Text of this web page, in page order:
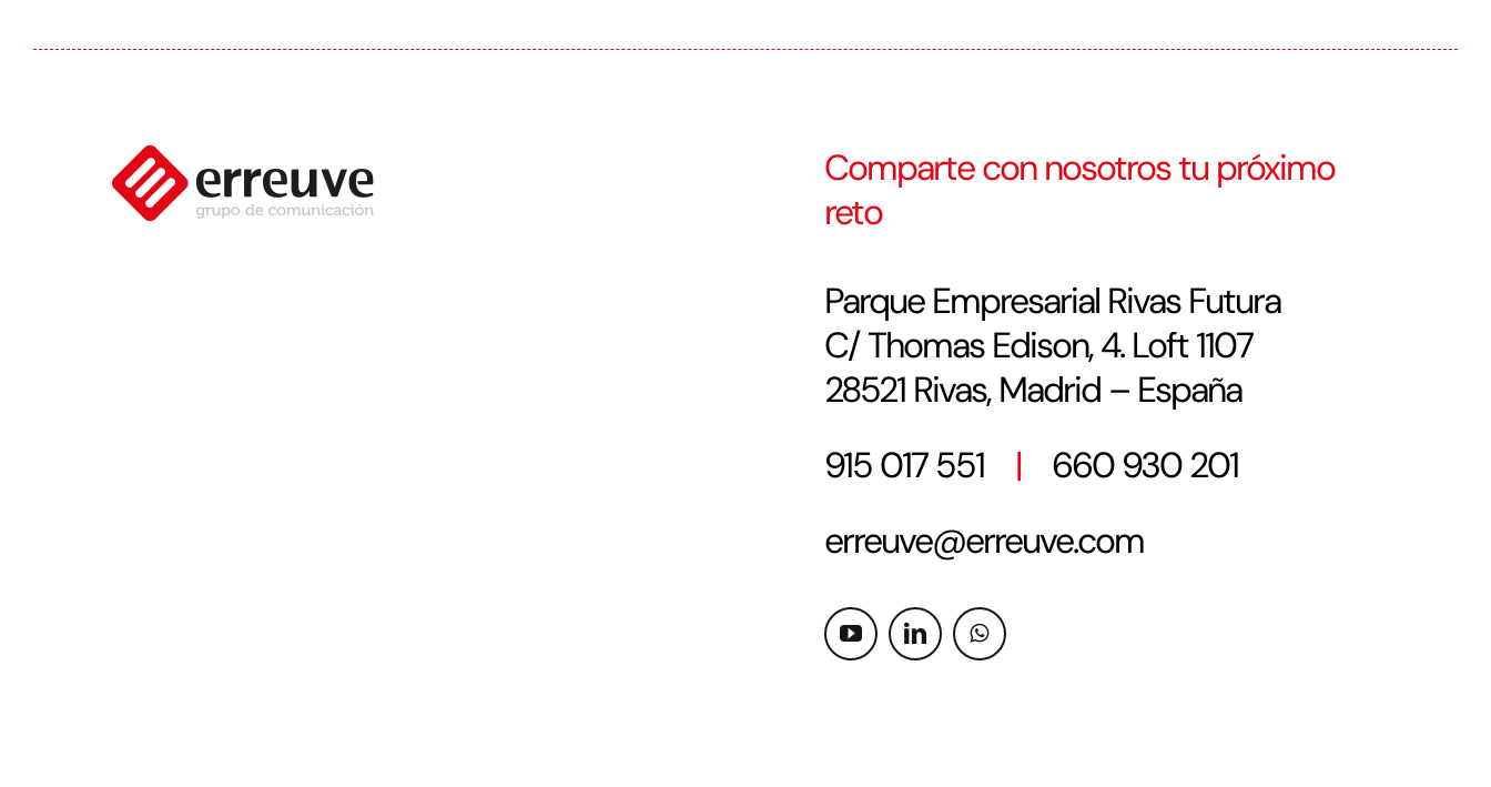
Comparte con nosotros tu próximo
reto
Parque Empresarial Rivas Futura
C/ Thomas Edison, 4. Loft 1107
28521 Rivas, Madrid – España
915 017 551 |660 930 201
erreuve@erreuve.com